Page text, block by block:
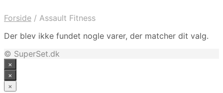
Forside / Assault Fitness
Der blev ikke fundet nogle varer, der matcher dit valg.
© SuperSet.dk
×
×
×